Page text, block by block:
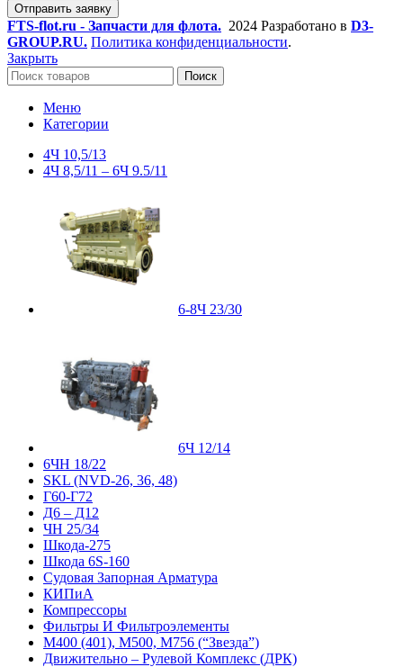
Отправить заявку
FTS-flot.ru - Запчасти для флота. 2024 Разработано в D3-
GROUP.RU. Политика конфиденциальности.
Закрыть
Поиск
Меню
Категории
4Ч 10,5/13
4Ч 8,5/11 – 6Ч 9.5/11
6-8Ч 23/30
6Ч 12/14
6ЧН 18/22
SKL (NVD-26, 36, 48)
Г60-Г72
Д6 – Д12
ЧН 25/34
Шкода-275
Шкода 6S-160
Судовая Запорная Арматура
КИПиА
Компрессоры
Фильтры И Фильтроэлементы
М400 (401), М500, М756 (“Звезда”)
Движительно – Рулевой Комплекс (ДРК)